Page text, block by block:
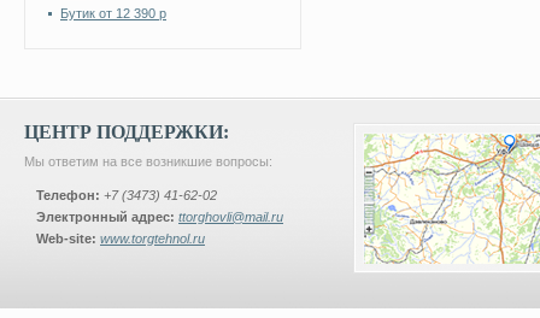
Бутик от 12 390 р
ЦЕНТР ПОДДЕРЖКИ:
Мы ответим на все возникшие вопросы:
Телефон: +7 (3473) 41-62-02
Электронный адрес: ttorghovli@mail.ru
Web-site: www.torgtehnol.ru